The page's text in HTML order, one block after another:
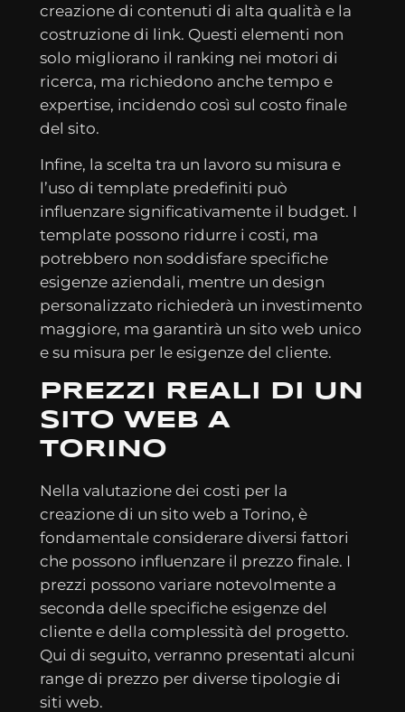
creazione di contenuti di alta qualità e la
costruzione di link. Questi elementi non
solo migliorano il ranking nei motori di
ricerca, ma richiedono anche tempo e
expertise, incidendo così sul costo finale
del sito.
Infine, la scelta tra un lavoro su misura e
l’uso di template predefiniti può
influenzare significativamente il budget. I
template possono ridurre i costi, ma
potrebbero non soddisfare specifiche
esigenze aziendali, mentre un design
personalizzato richiederà un investimento
maggiore, ma garantirà un sito web unico
e su misura per le esigenze del cliente.
PREZZI REALI DI UN
SITO WEB A
TORINO
Nella valutazione dei costi per la
creazione di un sito web a Torino, è
fondamentale considerare diversi fattori
che possono influenzare il prezzo finale. I
prezzi possono variare notevolmente a
seconda delle specifiche esigenze del
cliente e della complessità del progetto.
Qui di seguito, verranno presentati alcuni
range di prezzo per diverse tipologie di
siti web.